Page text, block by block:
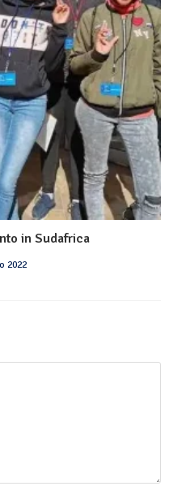
in Sudafrica
2022